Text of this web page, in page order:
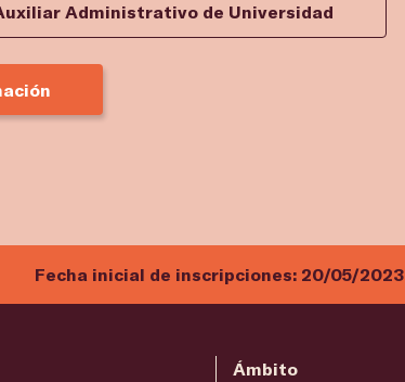
Administrativo de Universidad
Fecha inicial de inscripciones: 20/05/2023
Ámbito